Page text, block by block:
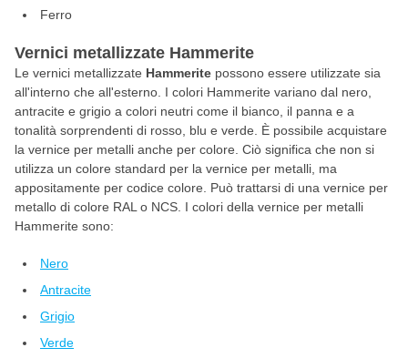
Ferro
Vernici metallizzate Hammerite
Le vernici metallizzate Hammerite possono essere utilizzate sia
all'interno che all'esterno. I colori Hammerite variano dal nero,
antracite e grigio a colori neutri come il bianco, il panna e a
tonalità sorprendenti di rosso, blu e verde. È possibile acquistare
la vernice per metalli anche per colore. Ciò significa che non si
utilizza un colore standard per la vernice per metalli, ma
appositamente per codice colore. Può trattarsi di una vernice per
metallo di colore RAL o NCS. I colori della vernice per metalli
Hammerite sono:
Nero
Antracite
Grigio
Verde